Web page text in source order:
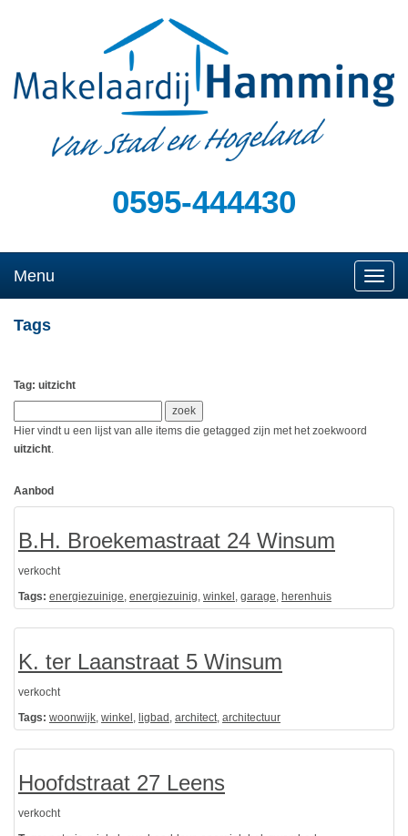
0595-444430
Menu
Tags
Tag: uitzicht
Hier vindt u een lijst van alle items die getagged zijn met het zoekwoord
uitzicht.
Aanbod
B.H. Broekemastraat 24 Winsum
verkocht
Tags: energiezuinige, energiezuinig, winkel , garage, herenhuis
K. ter Laanstraat 5 Winsum
verkocht
Tags: woonwijk, winkel , ligbad , architect, architectuur
Hoofdstraat 27 Leens
verkocht